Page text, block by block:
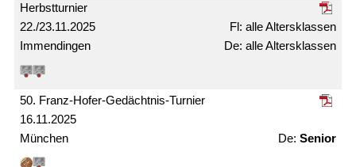
22./23.11.2025
Herbst­turnier
Immendingen
alle Alters­klassen
alle Alters­klassen
16.11.2025
50. Franz-Hofer-Gedächtnis-Turnier
München Senior